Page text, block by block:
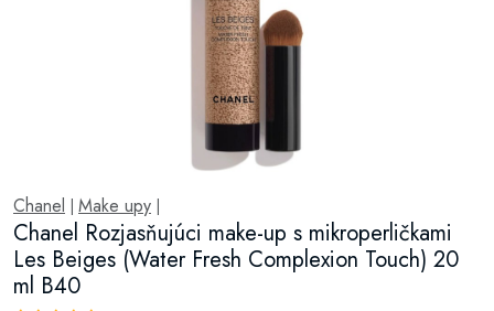
Chanel Make upy
Chanel Rozjasňujúci make-up s mikroperličkami
Les Beiges (Water Fresh Complexion Touch) 20
ml B40